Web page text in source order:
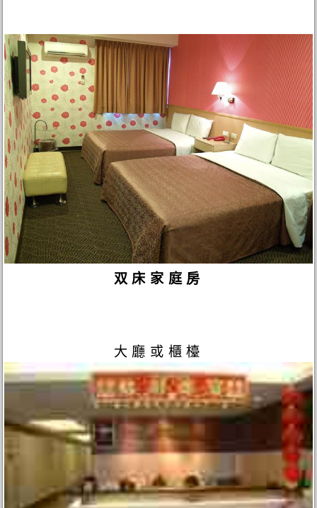
双床家庭房
大廳或櫃檯